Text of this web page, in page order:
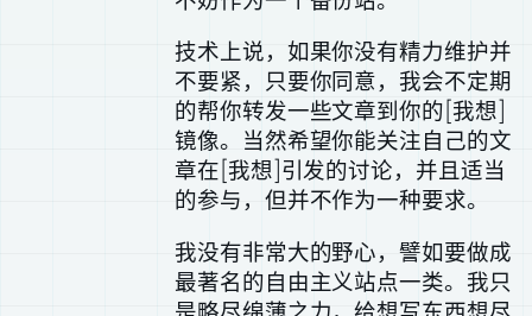
技术上说，如果你没有精力维护并
不要紧，只要你同意，我会不定期
的帮你转发一些文章到你的[我想]
镜像。当然希望你能关注自己的文
章在[我想]引发的讨论，并且适当
的参与，但并不作为一种要求。
我没有非常大的野心，譬如要做成
最著名的自由主义站点一类。我只